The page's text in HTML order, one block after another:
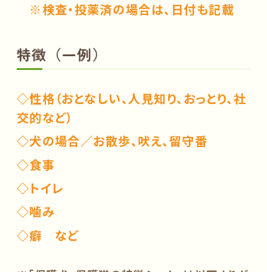
※検査・投薬済の場合は、日付も記載
特徴（一例）
◇性格（おとなしい、人見知り、おっとり、社
交的など）
◇犬の場合／お散歩、吠え、留守番
◇食事
◇トイレ
◇噛み
◇癖 など